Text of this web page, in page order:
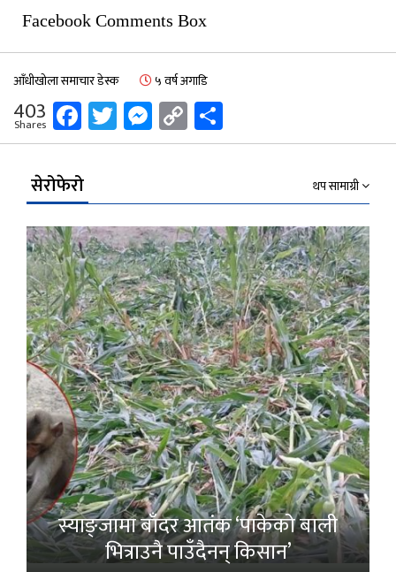
Facebook Comments Box
आँधीखोला समाचार डेस्क ५ वर्ष अगाडि
403
Shares Facebook
Twitter
Messenger
Copy
Link
सेरोफेरो थप सामाग्री
स्याङ्जामा बाँदर आतंक ‘पाकेको बाली
भित्राउनै पाउँदैनन् किसान’